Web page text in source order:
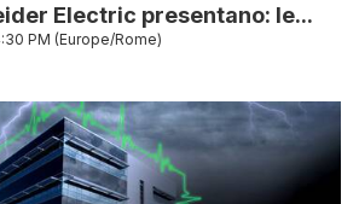
Electric presentano: le...
PM (Europe/Rome)